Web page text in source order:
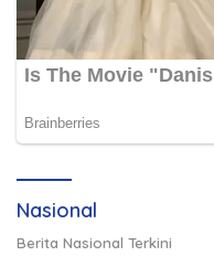
Nasional
Berita Nasional Terkini